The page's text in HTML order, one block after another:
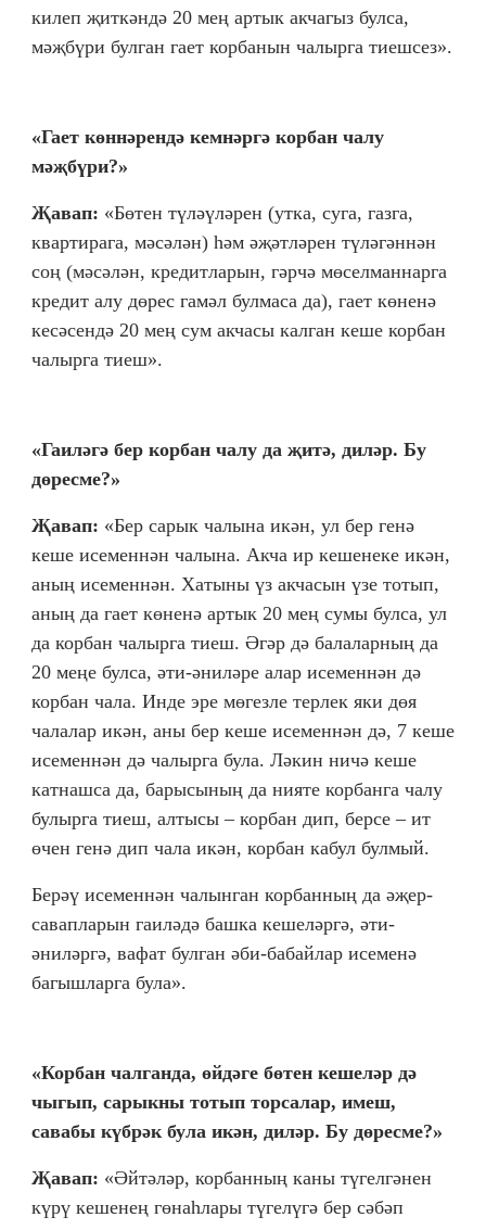
килеп җиткәндә 20 мең артык акчагыз булса,
мәҗбүри булган гает корбанын чалырга тиешсез».
«Гает көннәрендә кемнәргә корбан чалу
мәҗбүри?»
Җавап: «Бөтен түләүләрен (утка, суга, газга,
квартирага, мәсәлән) һәм әҗәтләрен түләгәннән
соң (мәсәлән, кредитларын, гәрчә мөселманнарга
кредит алу дөрес гамәл булмаса да), гает көненә
кесәсендә 20 мең сум акчасы калган кеше корбан
чалырга тиеш».
«Гаиләгә бер корбан чалу да җитә, диләр. Бу
дөресме?»
Җавап: «Бер сарык чалына икән, ул бер генә
кеше исеменнән чалына. Акча ир кешенеке икән,
аның исеменнән. Хатыны үз акчасын үзе тотып,
аның да гает көненә артык 20 мең сумы булса, ул
да корбан чалырга тиеш. Әгәр дә балаларның да
20 меңе булса, әти-әниләре алар исеменнән дә
корбан чала. Инде эре мөгезле терлек яки дөя
чалалар икән, аны бер кеше исеменнән дә, 7 кеше
исеменнән дә чалырга була. Ләкин ничә кеше
катнашса да, барысының да нияте корбанга чалу
булырга тиеш, алтысы – корбан дип, берсе – ит
өчен генә дип чала икән, корбан кабул булмый.
Берәү исеменнән чалынган корбанның да әҗер-
савапларын гаиләдә башка кешеләргә, әти-
әниләргә, вафат булган әби-бабайлар исеменә
багышларга була».
«Корбан чалганда, өйдәге бөтен кешеләр дә
чыгып, сарыкны тотып торсалар, имеш,
савабы күбрәк була икән, диләр. Бу дөресме?»
Җавап: «Әйтәләр, корбанның каны түгелгәнен
күрү кешенең гөнаһлары түгелүгә бер сәбәп